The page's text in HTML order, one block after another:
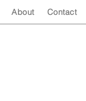
About Contact